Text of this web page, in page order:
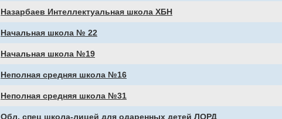
Назарбаев Интеллектуальная школа ХБН
Начальная школа № 22
Начальная школа №19
Неполная средняя школа №16
Неполная средняя школа №31
Обл. спец школа-лицей для одаренных детей ЛОРД